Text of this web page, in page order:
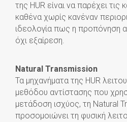
της HUR είναι να παρέχει
καθένα χωρίς κανέναν
ιδεολογία πως η προπόνηση
όχι εξαίρεση.
Natural Transmission
Τα μηχανήματα της HUR
μεθόδου αντίστασης που
μετάδοση ισχύος, τη Natural
προσομοιώνει τη φυσική